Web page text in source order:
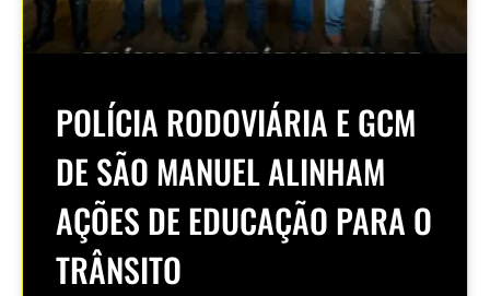
POLÍCIA RODOVIÁRIA E GCM
DE SÃO MANUEL ALINHAM
AÇÕES DE EDUCAÇÃO PARA O
TRÂNSITO